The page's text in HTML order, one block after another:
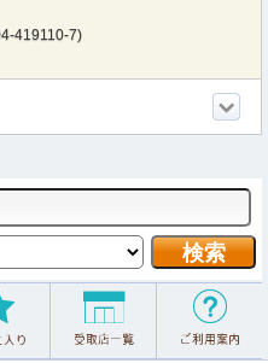
419110-7)